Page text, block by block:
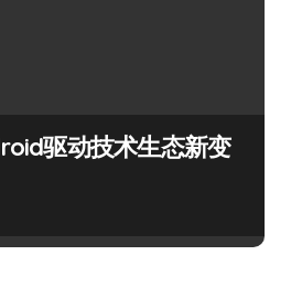
驱动技术生态新变